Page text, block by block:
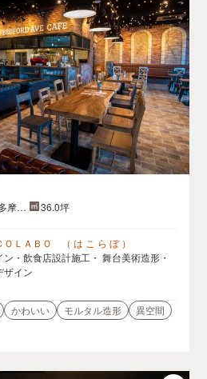
摩区
36.0坪
ＯＬＡＢＯ （ は こ ら ぼ ）
・飲食店設計施工・ 舞台美術造形・
ザイン
かわいい モルタル造形
異空間